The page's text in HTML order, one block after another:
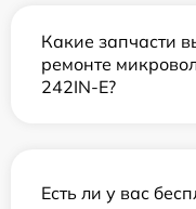
Какие запчасти
ремонте
242IN-E?
Есть ли у вас